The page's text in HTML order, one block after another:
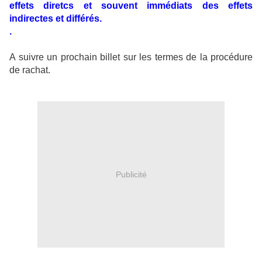
effets diretcs et souvent immédiats des effets
indirectes et différés.
.
A suivre un prochain billet sur les termes de la procédure
de rachat.
Publicité